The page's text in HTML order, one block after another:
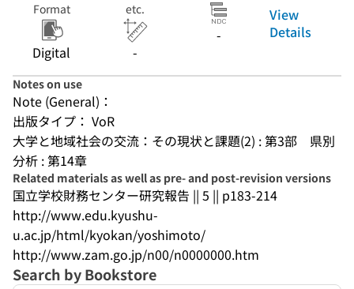
Format
Digital
etc.
-
-
View
Details
Notes on use
Note (General)：
出版タイプ： VoR
大学と地域社会の交流：その現状と課題(2) : 第3部　県別
分析 : 第14章
Related materials as well as pre- and post-revision versions
国立学校財務センター研究報告 || 5 || p183-214
http://www.edu.kyushu-
u.ac.jp/html/kyokan/yoshimoto/
http://www.zam.go.jp/n00/n0000000.htm
Search by Bookstore